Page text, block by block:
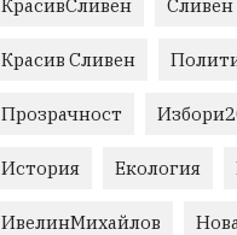
КрасивСливен Сливен
Красив Сливен
Прозрачност
История Екология
ИвелинМихайлов